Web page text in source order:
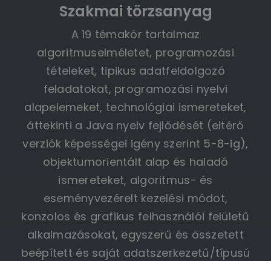
Szakmai törzsanyag
A 19 témakör tartalmaz
algoritmuselméletet, programozási
tételeket, tipikus adatfeldolgozó
feladatokat, programozási nyelvi
alapelemeket, technológiai ismereteket,
áttekinti a Java nyelv fejlődését (eltérő
verziók képességei igény szerint 5-8-ig),
objektumorientált alap és haladó
ismereteket, algoritmus- és
eseményvezérelt kezelési módot,
konzolos és grafikus felhasználói felületű
alkalmazásokat, egyszerű és összetett
beépített és saját adatszerkezetű/típusú